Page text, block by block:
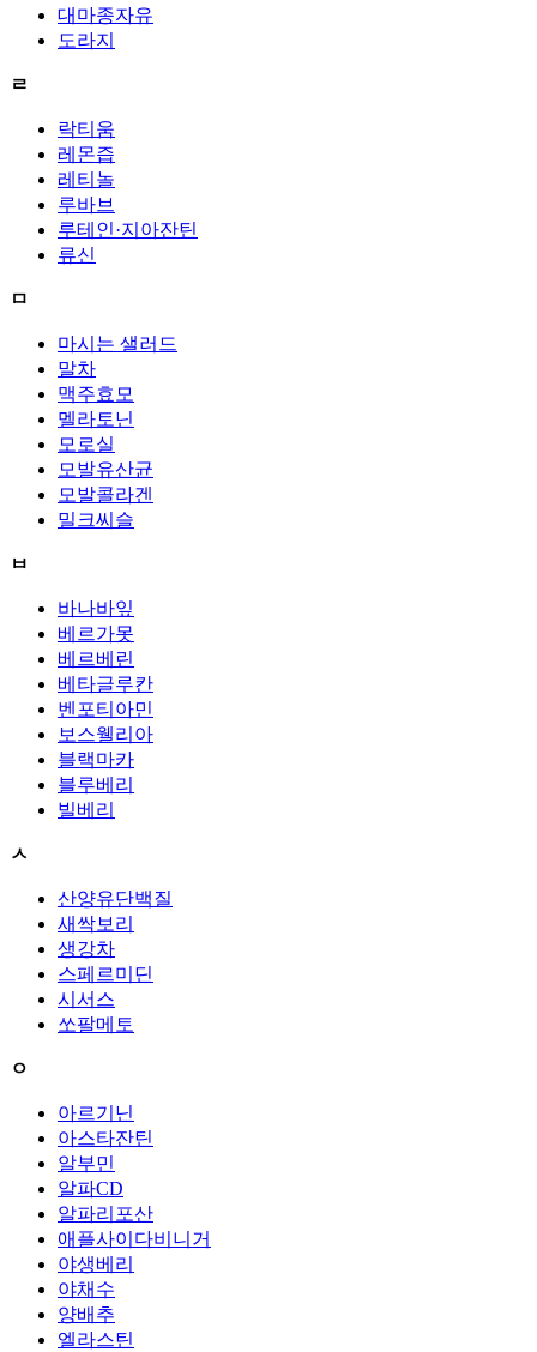
대마종자유
도라지
ㄹ
락티움
레몬즙
레티놀
루바브
루테인·지아잔틴
류신
ㅁ
마시는 샐러드
말차
맥주효모
멜라토닌
모로실
모발유산균
모발콜라겐
밀크씨슬
ㅂ
바나바잎
베르가못
베르베린
베타글루칸
벤포티아민
보스웰리아
블랙마카
블루베리
빌베리
ㅅ
산양유단백질
새싹보리
생강차
스페르미딘
시서스
쏘팔메토
ㅇ
아르기닌
아스타잔틴
알부민
알파CD
알파리포산
애플사이다비니거
야생베리
야채수
양배추
엘라스틴